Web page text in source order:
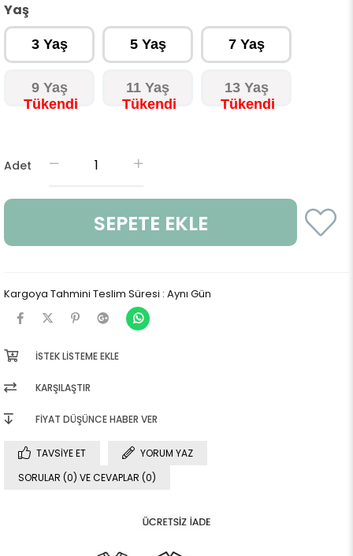
Yaş
3 Yaş 5 Yaş 7 Yaş
9 Yaş 11 Yaş 13 Yaş
Adet
Kargoya Tahmini Teslim Süresi : Aynı Gün
İSTEK LISTEME EKLE
KARŞILAŞTIR
FIYAT DÜŞÜNCE HABER VER
TAVSIYE ET
YORUM YAZ
SORULAR (0) VE CEVAPLAR (0)